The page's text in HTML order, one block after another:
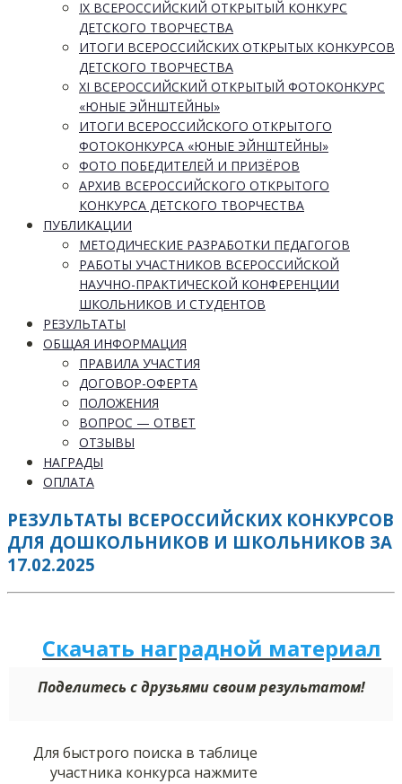
IX ВСЕРОССИЙСКИЙ ОТКРЫТЫЙ КОНКУРС
ДЕТСКОГО ТВОРЧЕСТВА
ИТОГИ ВСЕРОССИЙСКИХ ОТКРЫТЫХ КОНКУРСОВ
ДЕТСКОГО ТВОРЧЕСТВА
XI ВСЕРОССИЙСКИЙ ОТКРЫТЫЙ ФОТОКОНКУРС
«ЮНЫЕ ЭЙНШТЕЙНЫ»
ИТОГИ ВСЕРОССИЙСКОГО ОТКРЫТОГО
ФОТОКОНКУРСА «ЮНЫЕ ЭЙНШТЕЙНЫ»
ФОТО ПОБЕДИТЕЛЕЙ И ПРИЗЁРОВ
АРХИВ ВСЕРОССИЙСКОГО ОТКРЫТОГО
КОНКУРСА ДЕТСКОГО ТВОРЧЕСТВА
ПУБЛИКАЦИИ
МЕТОДИЧЕСКИЕ РАЗРАБОТКИ ПЕДАГОГОВ
РАБОТЫ УЧАСТНИКОВ ВСЕРОССИЙСКОЙ
НАУЧНО-ПРАКТИЧЕСКОЙ КОНФЕРЕНЦИИ
ШКОЛЬНИКОВ И СТУДЕНТОВ
РЕЗУЛЬТАТЫ
ОБЩАЯ ИНФОРМАЦИЯ
ПРАВИЛА УЧАСТИЯ
ДОГОВОР-ОФЕРТА
ПОЛОЖЕНИЯ
ВОПРОС — ОТВЕТ
ОТЗЫВЫ
НАГРАДЫ
ОПЛАТА
РЕЗУЛЬТАТЫ ВСЕРОССИЙСКИХ КОНКУРСОВ
ДЛЯ ДОШКОЛЬНИКОВ И ШКОЛЬНИКОВ ЗА
17.02.2025
Скачать наградной материал
Поделитесь с друзьями своим результатом!
Для быстрого поиска в таблице
участника конкурса нажмите